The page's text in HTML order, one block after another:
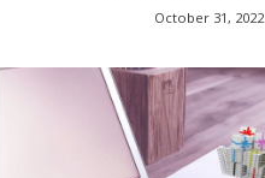
October 31, 2022